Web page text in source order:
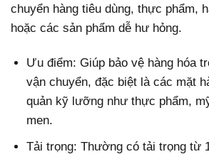
chuyển hàng tiêu dùng, thực phẩm,
hoặc các sản phẩm dễ hư hỏng.
Ưu điểm: Giúp bảo vệ hàng hóa
vận chuyển, đặc biệt là các mặt
quản kỹ lưỡng như thực phẩm,
men.
Tải trọng: Thường có tải trọng từ